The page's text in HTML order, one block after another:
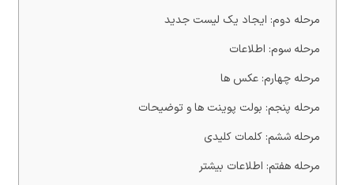
مرحله دوم: ایجاد یک لیست جدید
مرحله سوم: اطلاعات
مرحله چهارم: عکس ها
مرحله پنجم: بولت پوینت ها و توضیحات
مرحله ششم: کلمات کلیدی
مرحله هفتم: اطلاعات بیشتر